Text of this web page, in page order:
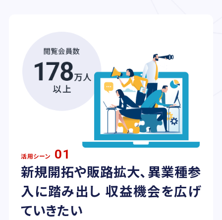
活用シーン 01
新規開拓や販路拡大、異業種参
入に踏み出し 収益機会を広げ
ていきたい